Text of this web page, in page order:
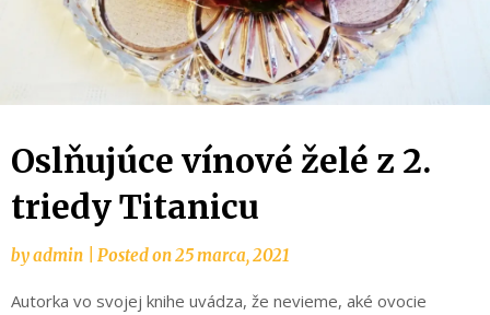
Oslňujúce vínové želé z 2.
triedy Titanicu
byadmin Posted on25 marca, 2021
Autorka vo svojej knihe uvádza, že nevieme, aké ovocie